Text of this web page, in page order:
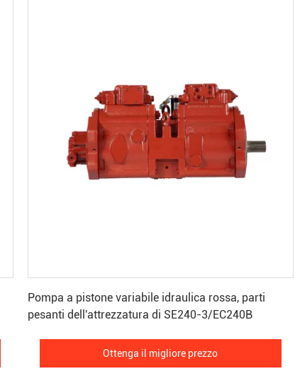
Pompa a pistone variabile idraulica rossa, parti
pesanti dell'attrezzatura di SE240-3/EC240B
Ottenga il migliore prezzo